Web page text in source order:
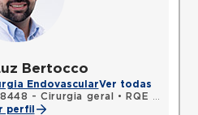
Bertocco
EndovascularVer todas
- Cirurgia geral •
RQE 64670 - Cirurgia vascular
perfil